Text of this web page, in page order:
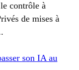
contrôle à
de mises à